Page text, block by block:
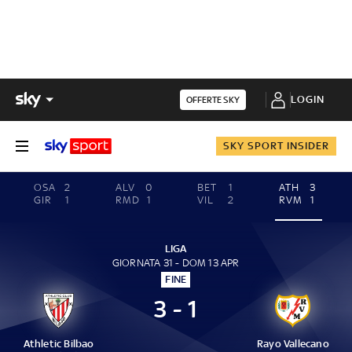
OFFERTE SKY LOGIN
SKY SPORT INSIDER
OSA
2
GIR
1
ALV
0
RMD
1
BET
1
VIL
2
ATH
3
RVM
1
LIGA
GIORNATA 31 - DOM 13 APR
FINE
Athletic Bilbao
3 - 1
Rayo Vallecano